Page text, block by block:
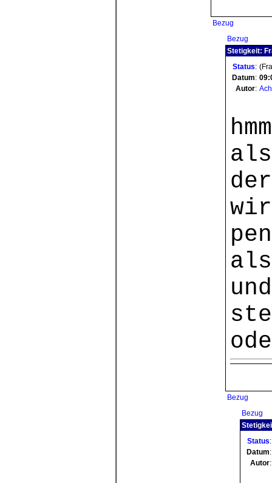
Bezug
Bezug
Stetigkeit:
Status:
Datum:
Autor:
Bezug
Bezug
Status:
Datum:
Autor: